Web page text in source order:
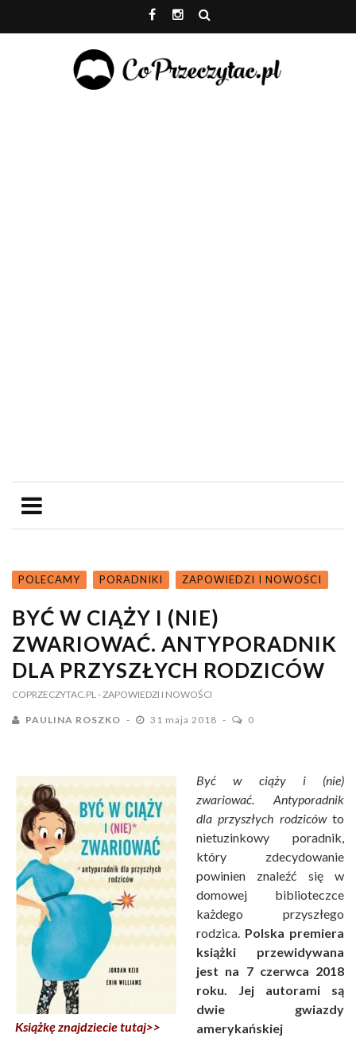
POLECAMY PORADNIKI ZAPOWIEDZI I NOWOŚCI
BYĆ W CIĄŻY I (NIE)
ZWARIOWAĆ. ANTYPORADNIK
DLA PRZYSZŁYCH RODZICÓW
COPRZECZYTAC.PL - ZAPOWIEDZI I NOWOŚCI
PAULINA ROSZKO 31 maja 2018 0
Książkę znajdziecie tutaj>>
Być w ciąży i (nie)
zwariować. Antyporadnik
dla przyszłych rodzicówto
nietuzinkowy poradnik,
który zdecydowanie
powinien znaleźć się w
domowej biblioteczce
każdego przyszłego
rodzica. Polska premiera
książki przewidywana
jest na 7 czerwca 2018
roku. Jej autorami są
dwie gwiazdy
amerykańskiej